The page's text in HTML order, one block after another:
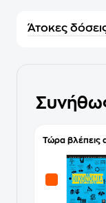
Άτοκες
Τώρα βλέπεις